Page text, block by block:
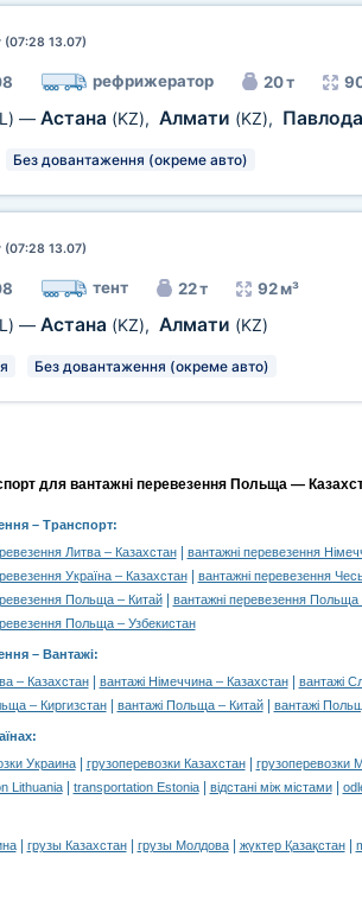
(07:28 13.07)
рефрижератор 20 т
— Астана (KZ), Алмати (KZ),
Без довантаження (окреме авто)
(07:28 13.07)
тент 22 т 92 м³
— Астана (KZ), Алмати (KZ)
Без довантаження (окреме авто)
для вантажні перевезення Польща —
– Транспорт:
Литва – Казахстан|
вантажні перевезення
Україна – Казахстан|
вантажні перевезення
Польща – Китай|
вантажні перевезення Польща
Польща – Узбекистан
– Вантажі:
– Казахстан| вантажі Німеччина – Казахстан|
вантажі
– Киргизстан| вантажі Польща – Китай| вантажі
:
Украина| грузоперевозки Казахстан|
грузоперевозки
Lithuania| transportation Estonia| відстані між містами|
| грузы Казахстан| грузы Молдова| жүктер Қазақстан|